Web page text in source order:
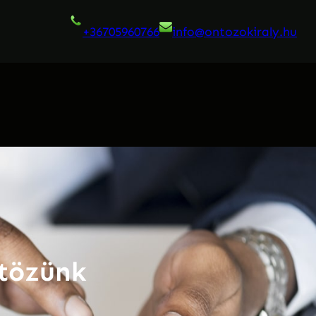
+36705960766 info@ontozokiraly.hu